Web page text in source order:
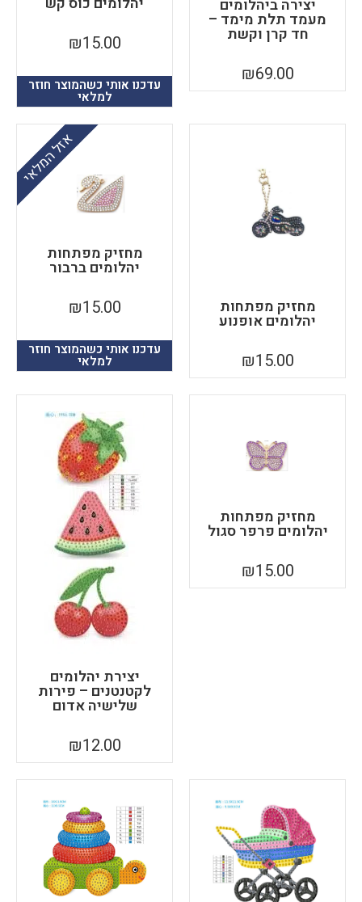
יצירה ביהלומים
מעמד תלת מימד –
חד קרן וקשת
₪69.00
₪15.00
עדכנו אותי כשהמוצר חוזר
למלאי
מחזיק מפתחות
יהלומים אופנוע
₪15.00
אזל המלאי
מחזיק מפתחות
יהלומים ברבור
₪15.00
עדכנו אותי כשהמוצר חוזר
למלאי
מחזיק מפתחות
יהלומים פרפר סגול
₪15.00
יצירת יהלומים
לקטנטנים – פירות
שלישיה אדום
₪12.00